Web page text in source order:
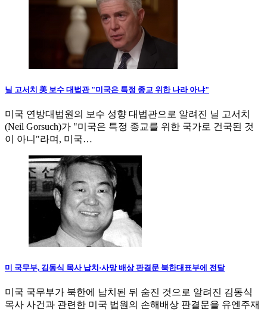
닐 고서치 美 보수 대법관 "미국은 특정 종교 위한 나라 아냐"
미국 연방대법원의 보수 성향 대법관으로 알려진 닐 고서치
(Neil Gorsuch)가 "미국은 특정 종교를 위한 국가로 건국된 것
이 아니"라며, 미국…
미 국무부, 김동식 목사 납치·사망 배상 판결문 북한대표부에 전달
미국 국무부가 북한에 납치된 뒤 숨진 것으로 알려진 김동식
목사 사건과 관련한 미국 법원의 손해배상 판결문을 유엔주재